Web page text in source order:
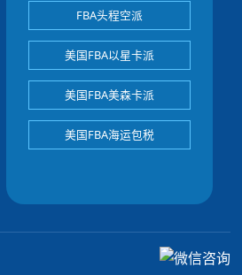
FBA头程空派
美国FBA以星卡派
美国FBA美森卡派
美国FBA海运包税